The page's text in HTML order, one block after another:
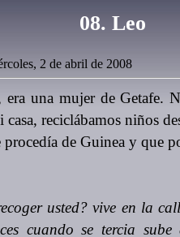
08. Leo
2 de abril de 2008
era una mujer de Getafe.
casa, reciclábamos niños
de Guinea y que
usted? vive en la
cuando se tercia